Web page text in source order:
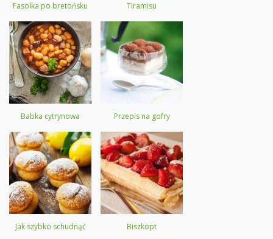
Fasolka po bretońsku Tiramisu
Babka cytrynowa Przepis na gofry
Jak szybko schudnąć Biszkopt